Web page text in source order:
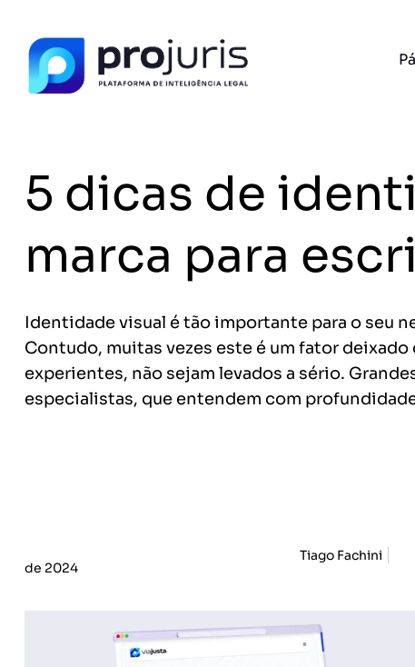
5 dicas de
marca para
Identidade visual é tão importante para o seu
Contudo, muitas vezes este é um fator
experientes, não sejam levados a sério.
especialistas, que entendem com
Tiago Fachini
de 2024
PROJURIS AI — GRATUITO
Ferramentas de IA
com IA e 100% gratuito.
Gerador de Petição
JS MC AR KL +14.000 juristas
já acessaram as